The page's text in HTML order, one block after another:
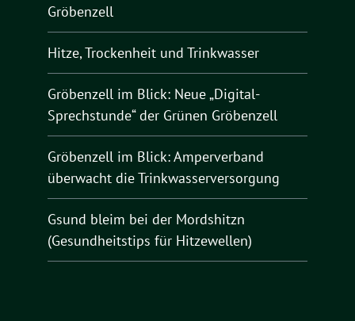
Gröbenzell
Hitze, Trockenheit und Trinkwasser
Gröbenzell im Blick: Neue „Digital-
Sprechstunde“ der Grünen Gröbenzell
Gröbenzell im Blick: Amperverband
überwacht die Trinkwasserversorgung
Gsund bleim bei der Mordshitzn
(Gesundheitstips für Hitzewellen)